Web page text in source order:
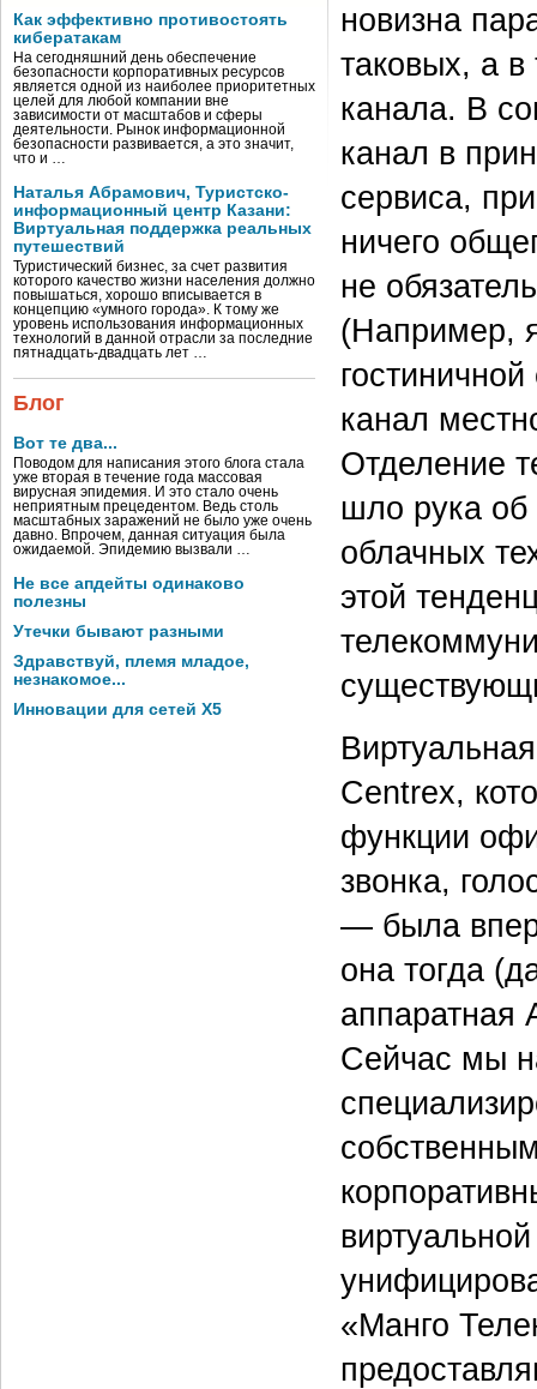
Как эффективно противостоять
кибератакам
На сегодняшний день обеспечение
безопасности корпоративных ресурсов
является одной из наиболее приоритетных
целей для любой компании вне
зависимости от масштабов и сферы
деятельности. Рынок информационной
безопасности развивается, а это значит,
что и …
Наталья Абрамович, Туристско-
информационный центр Казани:
Виртуальная поддержка реальных
путешествий
Туристический бизнес, за счет развития
которого качество жизни населения должно
повышаться, хорошо вписывается в
концепцию «умного города». К тому же
уровень использования информационных
технологий в данной отрасли за последние
пятнадцать-двадцать лет …
Блог
Вот те два...
Поводом для написания этого блога стала
уже вторая в течение года массовая
вирусная эпидемия. И это стало очень
неприятным прецедентом. Ведь столь
масштабных заражений не было уже очень
давно. Впрочем, данная ситуация была
ожидаемой. Эпидемию вызвали …
Не все апдейты одинаково
полезны
Утечки бывают разными
Здравствуй, племя младое,
незнакомое...
Инновации для сетей X5
новизна
таковых, а в
канала. В
канал в
сервиса,
ничего
не
(Например,
канал
Отделение
шло рука об
облачных
этой
Centrex,
функции
звонка,
— была
она тогда
аппаратная
Сейчас мы
«Манго